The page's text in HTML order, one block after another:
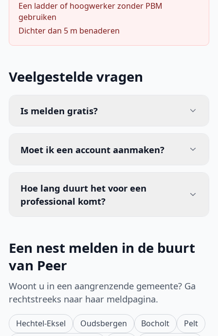
Een ladder of hoogwerker zonder PBM
gebruiken
Dichter dan 5 m benaderen
Veelgestelde vragen
Is melden gratis?
Moet ik een account aanmaken?
Hoe lang duurt het voor een
professional komt?
Een nest melden in de buurt
van Peer
Woont u in een aangrenzende gemeente? Ga
rechtstreeks naar haar meldpagina.
Hechtel-Eksel Oudsbergen Bocholt
Pelt